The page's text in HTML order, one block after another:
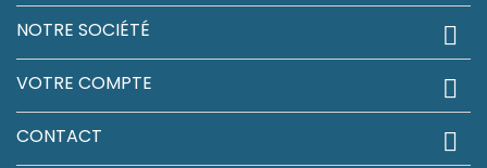
NOTRE SOCIÉTÉ 
VOTRE COMPTE 
CONTACT 